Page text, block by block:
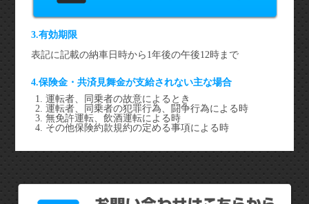
3.有効期限
表記に記載の納車日時から1年後の午後12時まで
4.保険金・共済見舞金が支給されない主な場合
運転者、同乗者の故意によるとき
運転者、同乗者の犯罪行為、闘争行為による時
無免許運転、飲酒運転による時
その他保険約款規約の定める事項による時